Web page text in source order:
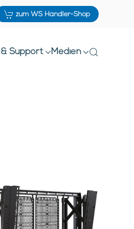
zum WS Händler-Shop
Support Medien